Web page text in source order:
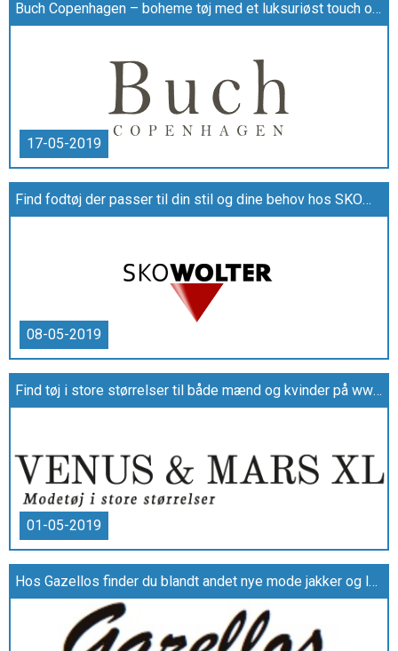
Buch Copenhagen – boheme tøj med et luksuriøst touch og accessories som tasker og stof poser
17-05-2019
Find fodtøj der passer til din stil og dine behov hos SKOWOLTER
08-05-2019
Find tøj i store størrelser til både mænd og kvinder på www.venusogmarsxl.dk
01-05-2019
Hos Gazellos finder du blandt andet nye mode jakker og lange cardigans